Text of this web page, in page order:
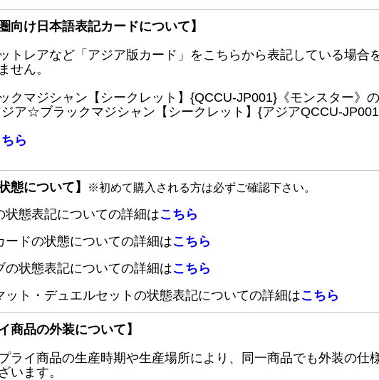
向け日本語表記カードについて】
トレアなど「アジア版カード」をこちらから表記している場合
せん。
クマジシャン【シークレット】{QCCU-JP001}《モンスター》
ア☆ブラックマジシャン【シークレット】{アジアQCCU-
ら
態について】 ※初めて購入される方は必ずご確認下さい。
状態表記についての詳細はこちら
ードの状態についての詳細はこちら
の状態表記についての詳細はこちら
ット・デュエルセットの状態表記についての詳細はこちら
商品の外装について】
ライ商品の生産時期や生産場所により、同一商品でも外装の仕
います。